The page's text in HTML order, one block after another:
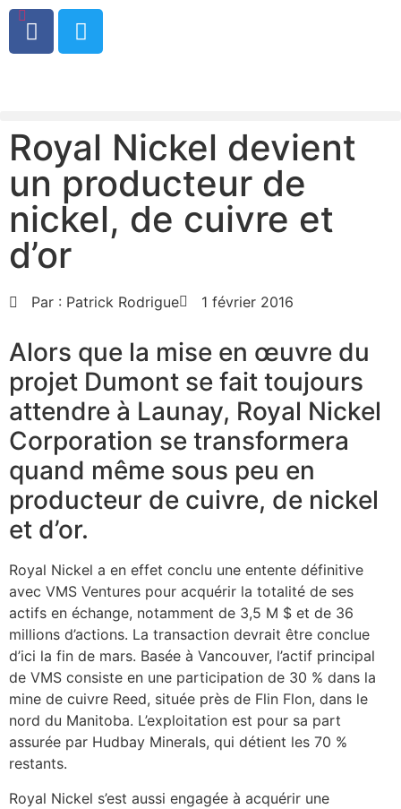
0
Royal Nickel devient
un producteur de
nickel, de cuivre et
d’or
Par : Patrick Rodrigue 1 février 2016
Alors que la mise en œuvre du
projet Dumont se fait toujours
attendre à Launay, Royal Nickel
Corporation se transformera
quand même sous peu en
producteur de cuivre, de nickel
et d’or.
Royal Nickel a en effet conclu une entente définitive
avec VMS Ventures pour acquérir la totalité de ses
actifs en échange, notamment de 3,5 M $ et de 36
millions d’actions. La transaction devrait être conclue
d’ici la fin de mars. Basée à Vancouver, l’actif principal
de VMS consiste en une participation de 30 % dans la
mine de cuivre Reed, située près de Flin Flon, dans le
nord du Manitoba. L’exploitation est pour sa part
assurée par Hudbay Minerals, qui détient les 70 %
restants.
Royal Nickel s’est aussi engagée à acquérir une